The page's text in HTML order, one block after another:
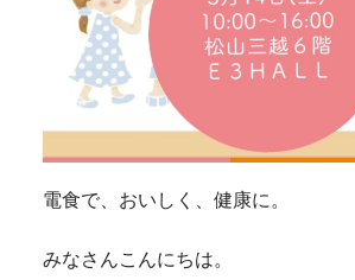
電食で、おいしく、健康に。
みなさんこんにちは。